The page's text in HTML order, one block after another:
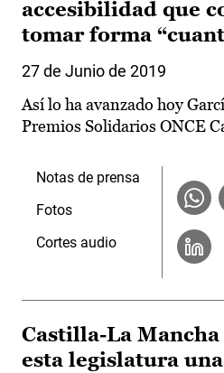
accesibilidad que
tomar forma
27 de Junio de 2019
Así lo ha avanzado hoy
Premios Solidarios ONCE
Notas de prensa
Fotos
Cortes audio
Castilla-La
esta legislatura